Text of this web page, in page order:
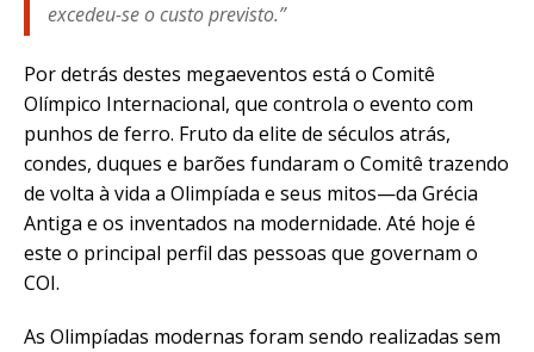
excedeu-se o custo previsto.”
Por detrás destes megaeventos está o Comitê
Olímpico Internacional, que controla o evento com
punhos de ferro. Fruto da elite de séculos atrás,
condes, duques e barões fundaram o Comitê trazendo
de volta à vida a Olimpíada e seus mitos—da Grécia
Antiga e os inventados na modernidade. Até hoje é
este o principal perfil das pessoas que governam o
COI.
As Olimpíadas modernas foram sendo realizadas sem